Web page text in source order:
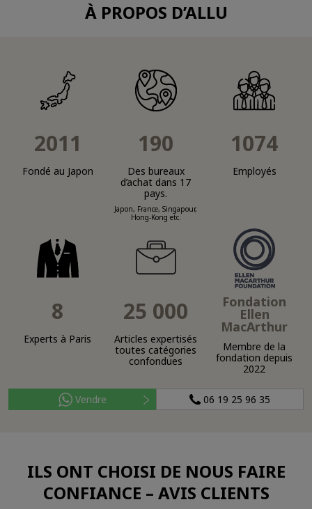
À PROPOS D’ALLU
2011
Fondé au Japon
190
Des bureaux
d’achat dans 17
pays.
Japon, France, Singapour,
Hong-Kong etc.
1074
Employés
8
Experts à Paris
25 000
Articles expertisés
toutes catégories
confondues
Fondation
Ellen
MacArthur
Membre de la
fondation depuis
2022
Vendre 06 19 25 96 35
ILS ONT CHOISI DE NOUS FAIRE
CONFIANCE – AVIS CLIENTS